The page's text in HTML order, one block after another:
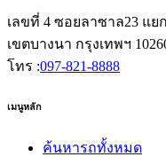
เลขที่ 4 ซอยลาซาล23 แย
เขตบางนา กรุงเทพฯ
โทร :097-821-8888
เมนูหลัก
ค้นหารถทั้งหมด